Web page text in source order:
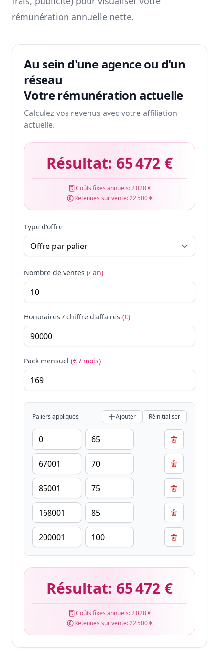
rémunération annuelle nette.
Au sein d'une agence ou d'un
réseau
Votre rémunération actuelle
Calculez vos revenus avec votre affiliation
actuelle.
Résultat: 65 472 €
Coûts fixes annuels:2 028 €
Retenues sur vente:22 500 €
Type d'offre
Nombre de ventes (/ an)
Honoraires / chiffre d'affaires (€)
Pack mensuel (€ / mois)
Paliers appliqués Ajouter Réinitialiser
Résultat: 65 472 €
Coûts fixes annuels:2 028 €
Retenues sur vente:22 500 €